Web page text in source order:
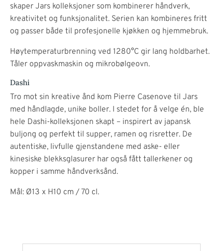
skaper Jars kolleksjoner som kombinerer håndverk,
kreativitet og funksjonalitet. Serien kan kombineres fritt
og passer både til profesjonelle kjøkken og hjemmebruk.
Høytemperaturbrenning ved 1280°C gir lang holdbarhet.
Tåler oppvaskmaskin og mikrobølgeovn.
Dashi
Tro mot sin kreative ånd kom Pierre Casenove til Jars
med håndlagde, unike boller. I stedet for å velge én, ble
hele Dashi-kolleksjonen skapt – inspirert av japansk
buljong og perfekt til supper, ramen og risretter. De
autentiske, livfulle gjenstandene med aske- eller
kinesiske blekksglasurer har også fått tallerkener og
kopper i samme håndverksånd.
Mål: Ø13 x H10 cm / 70 cl.